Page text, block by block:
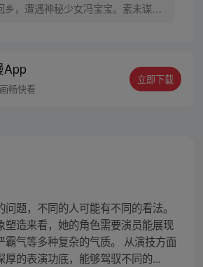
乡，遭遇神秘少女冯宝宝。素未谋面
楚岚的生活被彻底颠覆，与冯宝宝一
异人”之旅。
App
畅快看
立即下载
题，不同的人可能有不同的看法。
塑造来看，她的角色需要演员能展现
霸气等多种复杂的气质。 从演技方面
厚的表演功底，能够驾驭不同的...